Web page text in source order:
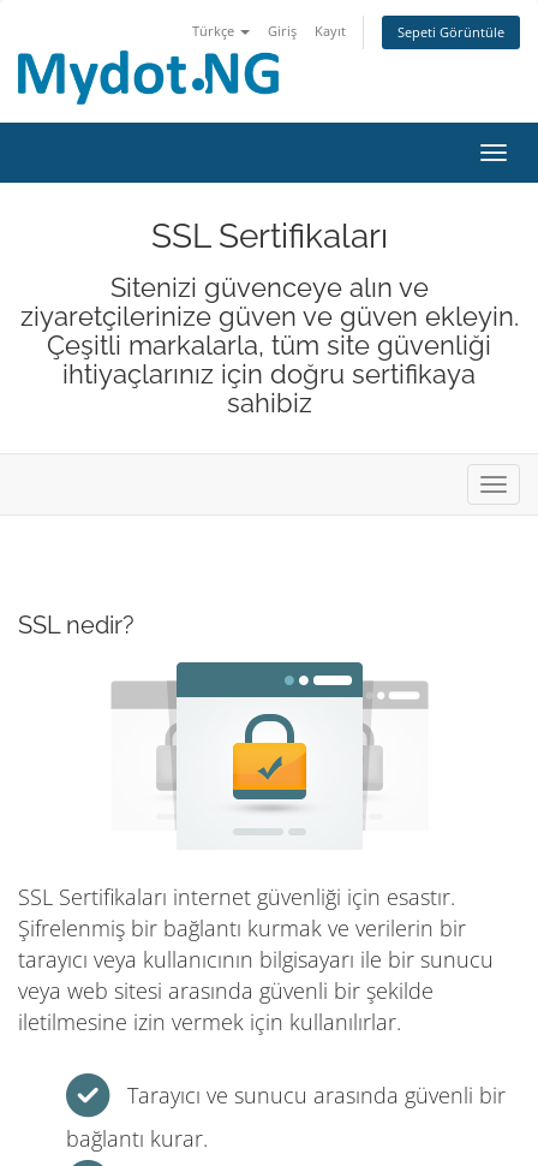
Türkçe Giriş Kayıt Sepeti Görüntüle
SSL Sertifikaları
Sitenizi güvenceye alın ve
ziyaretçilerinize güven ve güven ekleyin.
Çeşitli markalarla, tüm site güvenliği
ihtiyaçlarınız için doğru sertifikaya
sahibiz
SSL nedir?
SSL Sertifikaları internet güvenliği için esastır.
Şifrelenmiş bir bağlantı kurmak ve verilerin bir
tarayıcı veya kullanıcının bilgisayarı ile bir sunucu
veya web sitesi arasında güvenli bir şekilde
iletilmesine izin vermek için kullanılırlar.
Tarayıcı ve sunucu arasında güvenli bir
bağlantı kurar.